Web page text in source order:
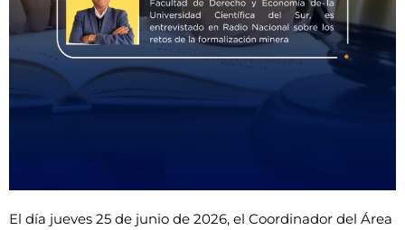
El día jueves 25 de junio de 2026, el Coordinador del Área